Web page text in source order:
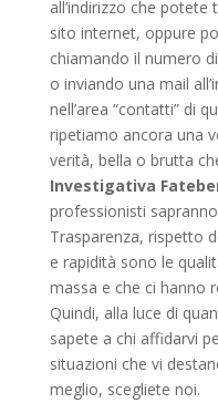
all’indirizzo che
sito internet, oppure
chiamando il numero
o inviando una mail
nell’area “contatti” di
ripetiamo ancora una
verità, bella o brutta
Investigativa
professionisti
Trasparenza, rispetto
e rapidità sono le
massa e che ci hanno
Quindi, alla luce di
sapete a chi affidarvi
situazioni che vi
meglio, scegliete noi.